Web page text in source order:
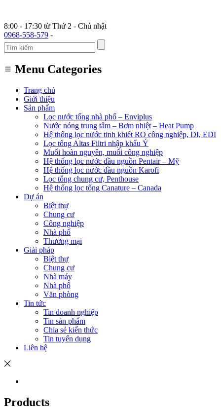
8:00 - 17:30 từ Thứ 2 - Chủ nhật
0968-558-579 -
Menu Categories
Trang chủ
Giới thiệu
Sản phẩm
Lọc nước tổng nhà phố – Enviplus
Nước nóng trung tâm – Bơm nhiệt – Heat Pump
Hệ thống lọc nước tinh khiết RO công nghiệp, DI, EDI
Lọc tổng Altas Filtri nhập khẩu Ý
Muối hoàn nguyên, muối công nghiệp
Hệ thống lọc nước đầu nguồn Pentair – Mỹ
Hệ thống lọc nước đầu nguồn Karofi
Lọc tổng chung cư, Penthouse
Hệ thống lọc tổng Canature – Canada
Dự án
Biệt thự
Chung cư
Công nghiệp
Nhà phố
Thương mại
Giải pháp
Biệt thự
Chung cư
Nhà máy
Nhà phố
Văn phòng
Tin tức
Tin doanh nghiệp
Tin sản phẩm
Chia sẻ kiến thức
Tin tuyển dụng
Liên hệ
Products